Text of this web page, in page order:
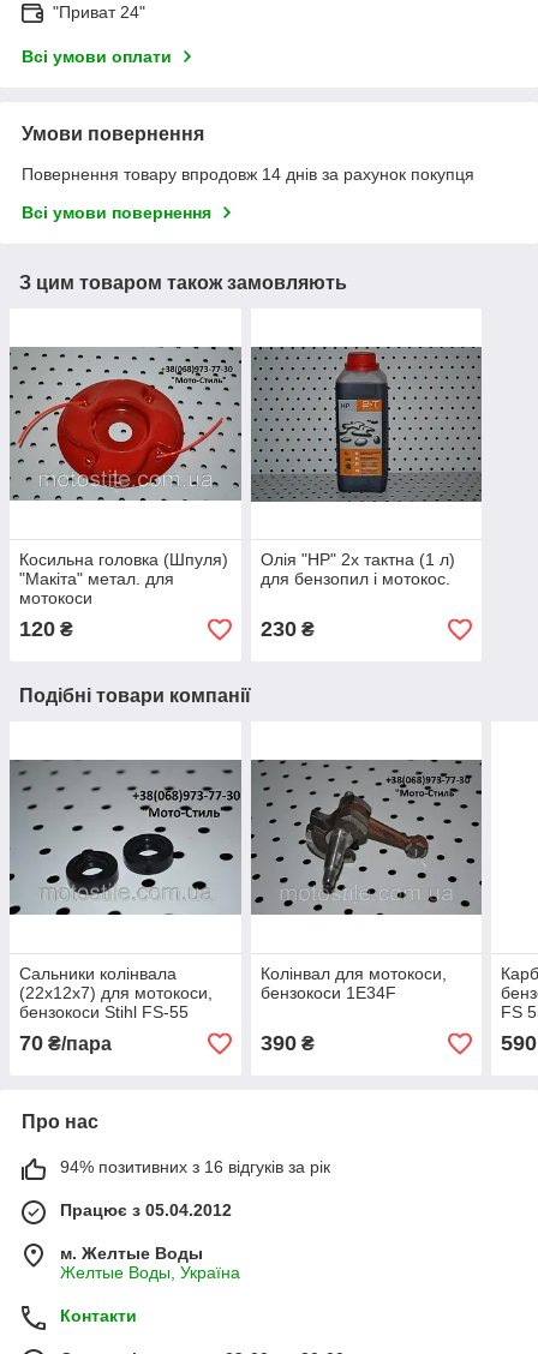
"Приват 24"
Всі умови оплати
Умови повернення
Повернення товару впродовж 14 днів за рахунок покупця
Всі умови повернення
З цим товаром також замовляють
Косильна головка (Шпуля)
"Макіта" метал. для
мотокоси
120 ₴
Олія "HP" 2х тактна (1 л)
для бензопил і мотокос.
230₴
Подібні товари компанії
Сальники колінвала
(22х12х7) для мотокоси,
бензокоси Stihl FS-55
70 ₴/пара
Колінвал для мотокоси,
бензокоси 1Е34F
390₴
FS
590
Про нас
94% позитивних з 16 відгуків за рік
Працює з 05.04.2012
м. Желтые Воды
Желтые Воды, Україна
Контакти